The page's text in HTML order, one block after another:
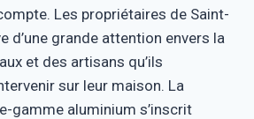
Les propriétaires de Saint-
d’une grande attention envers la
et des artisans qu’ils
sur leur maison. La
gamme aluminium s’inscrit